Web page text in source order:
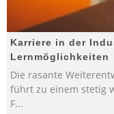
Karriere in der
Lernmöglichkeiten
Die rasante
führt zu einem stetig
F...